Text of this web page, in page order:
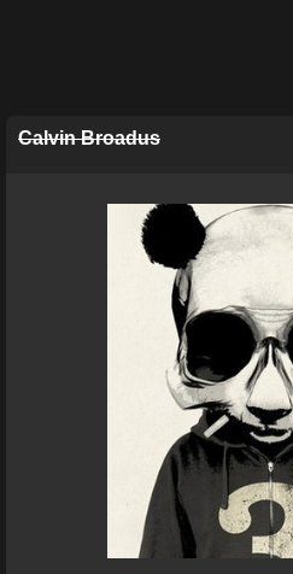
Calvin Broadus